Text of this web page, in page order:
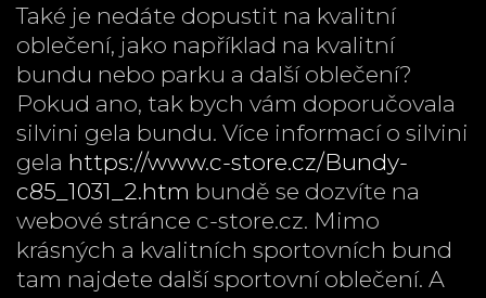
Také je nedáte dopustit na kvalitní
oblečení, jako například na kvalitní
bundu nebo parku a další oblečení?
Pokud ano, tak bych vám doporučovala
silvini gela bundu. Více informací o silvini
gela https://www.c-store.cz/Bundy-
c85_1031_2.htm bundě se dozvíte na
webové stránce c-store.cz. Mimo
krásných a kvalitních sportovních bund
tam najdete další sportovní oblečení. A